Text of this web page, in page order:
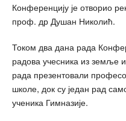
Конференцију је отворио
проф. др Душан Николић.
Током два дана рада
радова учесника из земље
рада презентовали
школе, док су један рад
ученика Гимназије.